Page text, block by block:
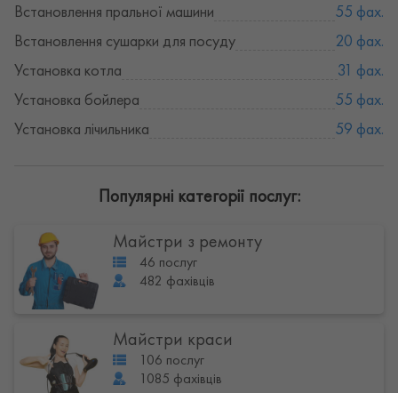
Встановлення пральної машини
55 фах.
Встановлення сушарки для посуду
20 фах.
Установка котла
31 фах.
Установка бойлера
55 фах.
Установка лічильника
59 фах.
Популярні категорії послуг:
Майстри з ремонту
46 послуг
482 фахівців
Майстри краси
106 послуг
1085 фахівців